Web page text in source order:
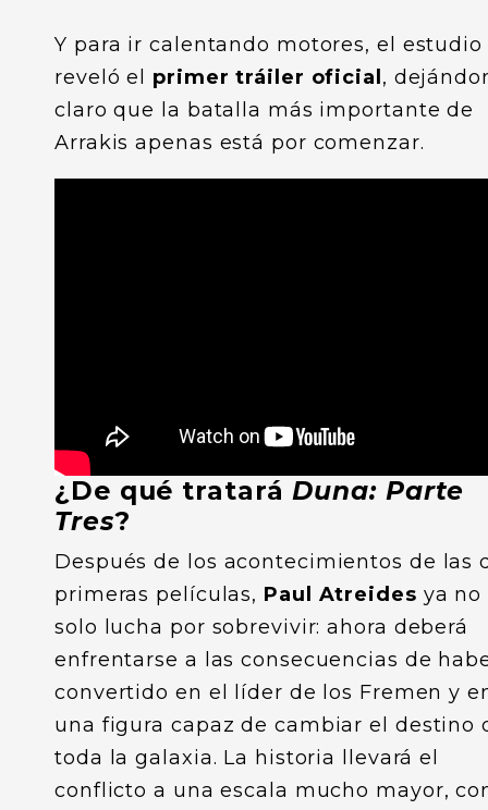
Y para ir calentando motores, el estudio
reveló el primer tráiler oficial ,
claro que la batalla más importante de
Arrakis apenas está por comenzar.
¿De qué trataráDuna: Parte
Tres?
Después de los acontecimientos de las
primeras películas, Paul Atreides ya no
solo lucha por sobrevivir: ahora deberá
enfrentarse a las consecuencias de
convertido en el líder de los Fremen y
una figura capaz de cambiar el destino
toda la galaxia. La historia llevará el
conflicto a una escala mucho mayor,